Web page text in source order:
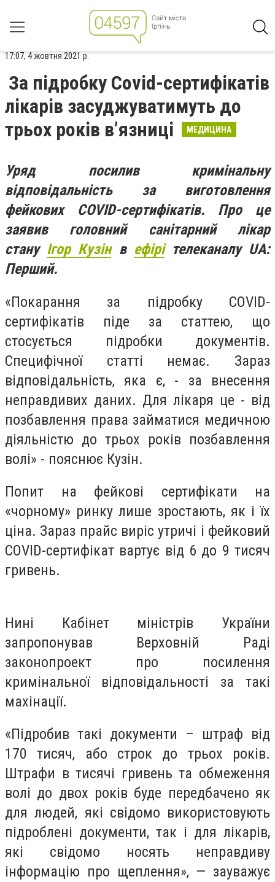
17:07, 4 жовтня 2021 р.
За підробку Covid-сертифікатів
лікарів засуджуватимуть до
трьох років в’язниці
МЕДИЦИНА
Уряд посилив кримінальну
відповідальність за виготовлення
фейкових COVID-сертифікатів. Про це
заявив головний санітарний лікар
стану Ігор Кузінв ефірітелеканалу UA:
Перший.
«Покарання за підробку COVID-
сертифікатів піде за статтею, що
стосується підробки документів.
Специфічної статті немає. Зараз
відповідальність, яка є, - за внесення
неправдивих даних. Для лікаря це - від
позбавлення права займатися медичною
діяльністю до трьох років позбавлення
волі» - пояснює Кузін.
Попит на фейкові сертифікати на
«чорному» ринку лише зростають, як і їх
ціна. Зараз прайс виріс утричі і фейковий
COVID-сертифікат вартує від 6 до 9 тисяч
гривень.
Нині Кабінет міністрів України
запропонував Верховній Раді
законопроект про посилення
кримінальної відповідальності за такі
махінації.
«Підробив такі документи – штраф від
170 тисяч, або строк до трьох років.
Штрафи в тисячі гривень та обмеження
волі до двох років буде передбачено як
для людей, які свідомо використовують
підроблені документи, так і для лікарів,
які свідомо носять неправдиву
інформацію про щеплення», — зауважує